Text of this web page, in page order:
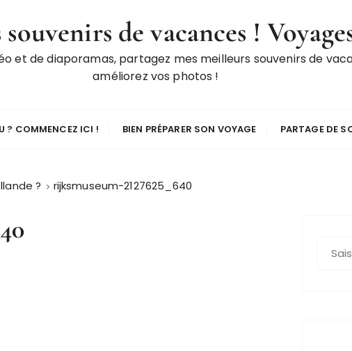
de vacances !
et de diaporamas, partagez mes meilleurs souvenirs de
améliorez vos photos !
? COMMENCEZ ICI ! BIEN PRÉPARER SON VOYAGE PARTAGE DE
? rijksmuseum-2127625_640